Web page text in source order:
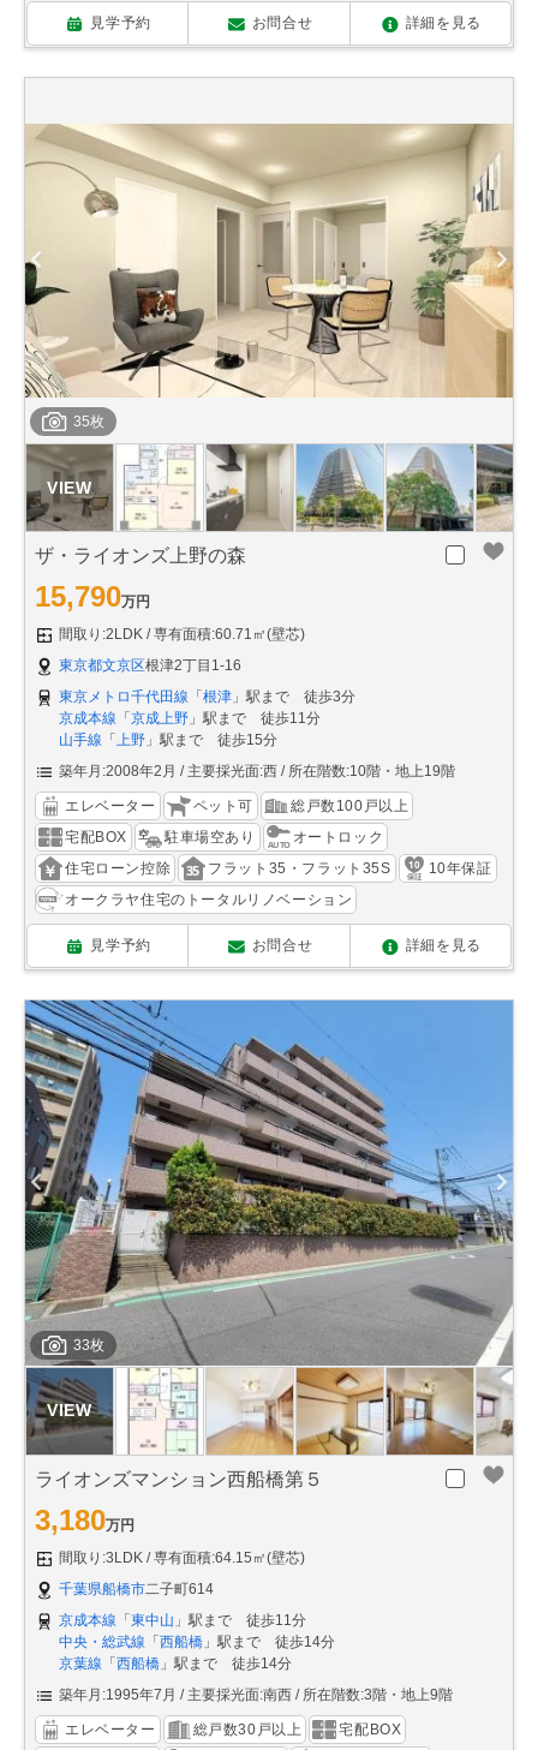
見学予約 お問合せ 詳細を見る
35枚
ザ・ライオンズ上野の森
15,790万円
間取り:2LDK
専有面積:60.71㎡(壁芯)
東京都文京区根津2丁目1-16
東京メトロ千代田線 「 根津 」駅まで 徒歩3分
京成本線 「 京成上野 」駅まで 徒歩11分
山手線 「 上野 」駅まで 徒歩15分
築年月:2008年2月
主要採光面:西 所在階数:10階・地上19階
エレベーター ペット可
総戸数100戸以上
宅配BOX
駐車場空あり
オートロック
住宅ローン控除
フラット35・フラット35S
10年保証
オークラヤ住宅のトータルリノベーション
見学予約 お問合せ 詳細を見る
33枚
ライオンズマンション西船橋第５
3,180万円
間取り:3LDK
専有面積:64.15㎡(壁芯)
千葉県船橋市二子町614
京成本線 「東中山 」駅まで 徒歩11分
中央・総武線 「西船橋 」駅まで 徒歩14分
京葉線 「西船橋 」駅まで 徒歩14分
築年月:1995年7月
主要採光面:南西 所在階数:3階・地上9階
エレベーター 総戸数30戸以上
宅配BOX